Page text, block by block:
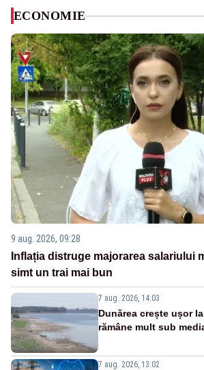
ECONOMIE
9 aug. 2026, 09:28
Inflația distruge majorarea salariului
simt un trai mai bun
7 aug. 2026, 14:03
Dunărea crește ușor
rămâne mult sub
7 aug. 2026, 13:02